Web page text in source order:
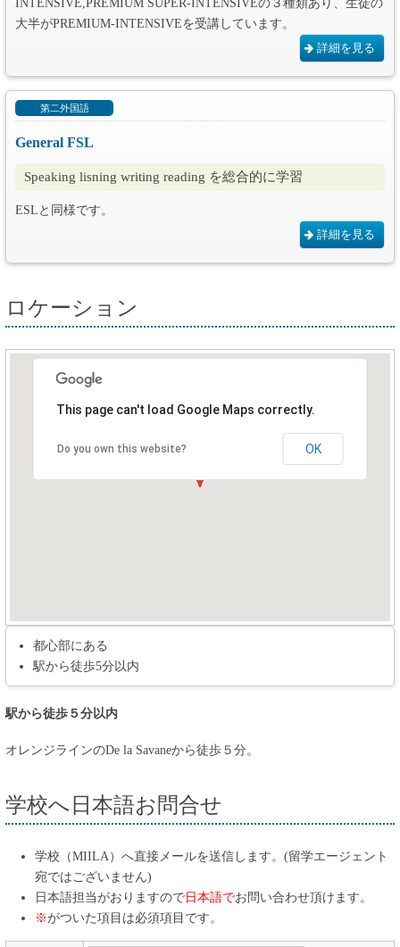
INTENSIVE,PREMIUM SUPER-INTENSIVEの３種類あり、生徒の
大半がPREMIUM-INTENSIVEを受講しています。
詳細を見る
第二外国語
General FSL
Speaking lisning writing reading を総合的に学習
ESLと同様です。
詳細を見る
ロケーション
This page can't load Google Maps correctly.
Do you own this website? OK
都心部にある
駅から徒歩5分以内
駅から徒歩５分以内
オレンジラインのDe la Savaneから徒歩５分。
学校へ日本語お問合せ
学校（MIILA）へ直接メールを送信します。(留学エージェント
宛ではございません)
日本語担当がおりますので 日本語でお問い合わせ頂けます。
※がついた項目は必須項目です。